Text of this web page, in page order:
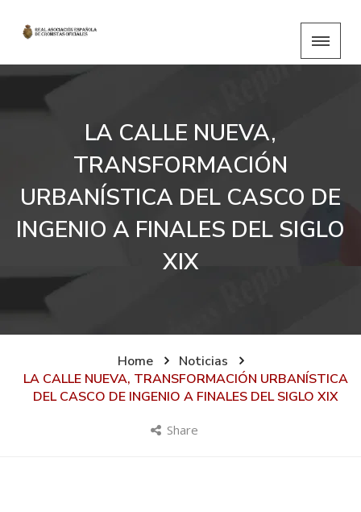
LA CALLE NUEVA,
TRANSFORMACIÓN
URBANÍSTICA DEL CASCO DE
INGENIO A FINALES DEL SIGLO
XIX
Home
Noticias
LA CALLE NUEVA, TRANSFORMACIÓN URBANÍSTICA
DEL CASCO DE INGENIO A FINALES DEL SIGLO XIX
Share